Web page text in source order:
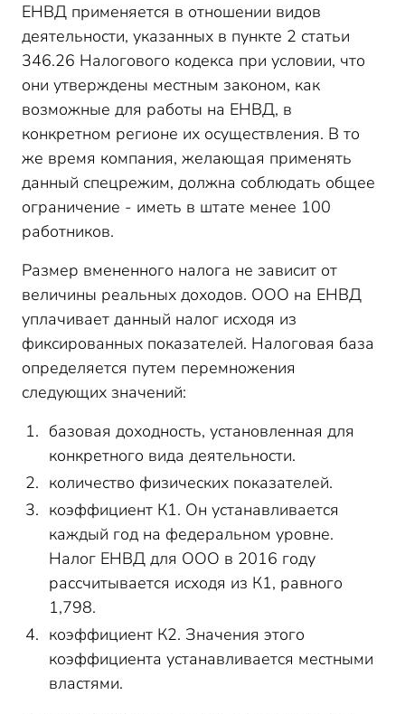
ЕНВД применяется в отношении видов
деятельности, указанных в пункте 2 статьи
346.26 Налогового кодекса при условии, что
они утверждены местным законом, как
возможные для работы на ЕНВД, в
конкретном регионе их осуществления. В то
же время компания, желающая применять
данный спецрежим, должна соблюдать общее
ограничение - иметь в штате менее 100
работников.
Размер вмененного налога не зависит от
величины реальных доходов. ООО на ЕНВД
уплачивает данный налог исходя из
фиксированных показателей. Налоговая база
определяется путем перемножения
следующих значений:
базовая доходность, установленная для
конкретного вида деятельности.
количество физических показателей.
коэффициент К1. Он устанавливается
каждый год на федеральном уровне.
Налог ЕНВД для ООО в 2016 году
рассчитывается исходя из К1, равного
1,798.
коэффициент К2. Значения этого
коэффициента устанавливается местными
властями.